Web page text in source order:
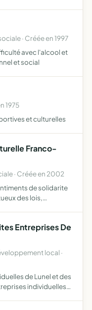
· Créée en 1997
avec l'alcool et
et social
1975
et culturelles
Franco-
· Créée en 2002
de solidarite
des lois,
Entreprises De
local ·
de Lunel et des
individuelles